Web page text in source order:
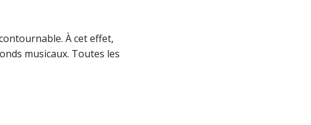
À cet effet,
musicaux. Toutes les